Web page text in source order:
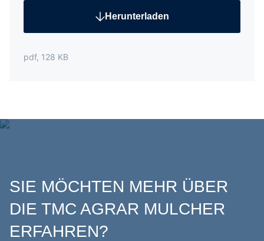
Herunterladen
pdf, 128 KB
SIE MÖCHTEN MEHR ÜBER
DIE TMC AGRAR MULCHER
ERFAHREN?